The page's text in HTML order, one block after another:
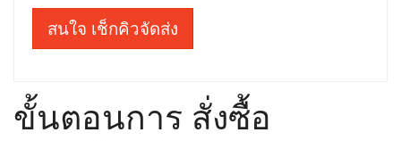
สนใจ เช็กคิวจัดส่ง
ขั้นตอนการ สั่งซื้อ